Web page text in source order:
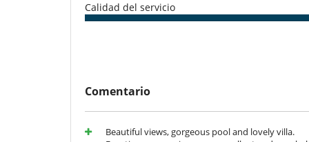
Calidad del servicio
Comentario
Beautiful views, gorgeous pool and lovely villa.